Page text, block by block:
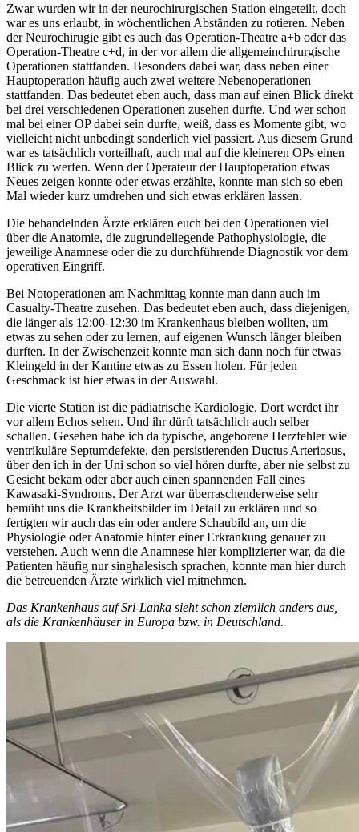
Zwar wurden wir in der neurochirurgischen Station eingeteilt, doch
war es uns erlaubt, in wöchentlichen Abständen zu rotieren. Neben
der Neurochirugie gibt es auch das Operation-Theatre a+b oder das
Operation-Theatre c+d, in der vor allem die allgemeinchirurgische
Operationen stattfanden. Besonders dabei war, dass neben einer
Hauptoperation häufig auch zwei weitere Nebenoperationen
stattfanden. Das bedeutet eben auch, dass man auf einen Blick direkt
bei drei verschiedenen Operationen zusehen durfte. Und wer schon
mal bei einer OP dabei sein durfte, weiß, dass es Momente gibt, wo
vielleicht nicht unbedingt sonderlich viel passiert. Aus diesem Grund
war es tatsächlich vorteilhaft, auch mal auf die kleineren OPs einen
Blick zu werfen. Wenn der Operateur der Hauptoperation etwas
Neues zeigen konnte oder etwas erzählte, konnte man sich so eben
Mal wieder kurz umdrehen und sich etwas erklären lassen.
Die behandelnden Ärzte erklären euch bei den Operationen viel
über die Anatomie, die zugrundeliegende Pathophysiologie, die
jeweilige Anamnese oder die zu durchführende Diagnostik vor dem
operativen Eingriff.
Bei Notoperationen am Nachmittag konnte man dann auch im
Casualty-Theatre zusehen. Das bedeutet eben auch, dass diejenigen,
die länger als 12:00-12:30 im Krankenhaus bleiben wollten, um
etwas zu sehen oder zu lernen, auf eigenen Wunsch länger bleiben
durften. In der Zwischenzeit konnte man sich dann noch für etwas
Kleingeld in der Kantine etwas zu Essen holen. Für jeden
Geschmack ist hier etwas in der Auswahl.
Die vierte Station ist die pädiatrische Kardiologie. Dort werdet ihr
vor allem Echos sehen. Und ihr dürft tatsächlich auch selber
schallen. Gesehen habe ich da typische, angeborene Herzfehler wie
ventrikuläre Septumdefekte, den persistierenden Ductus Arteriosus,
über den ich in der Uni schon so viel hören durfte, aber nie selbst zu
Gesicht bekam oder aber auch einen spannenden Fall eines
Kawasaki-Syndroms. Der Arzt war überraschenderweise sehr
bemüht uns die Krankheitsbilder im Detail zu erklären und so
fertigten wir auch das ein oder andere Schaubild an, um die
Physiologie oder Anatomie hinter einer Erkrankung genauer zu
verstehen. Auch wenn die Anamnese hier komplizierter war, da die
Patienten häufig nur singhalesisch sprachen, konnte man hier durch
die betreuenden Ärzte wirklich viel mitnehmen.
Das Krankenhaus auf Sri-Lanka sieht schon ziemlich anders aus,
als die Krankenhäuser in Europa bzw. in Deutschland.